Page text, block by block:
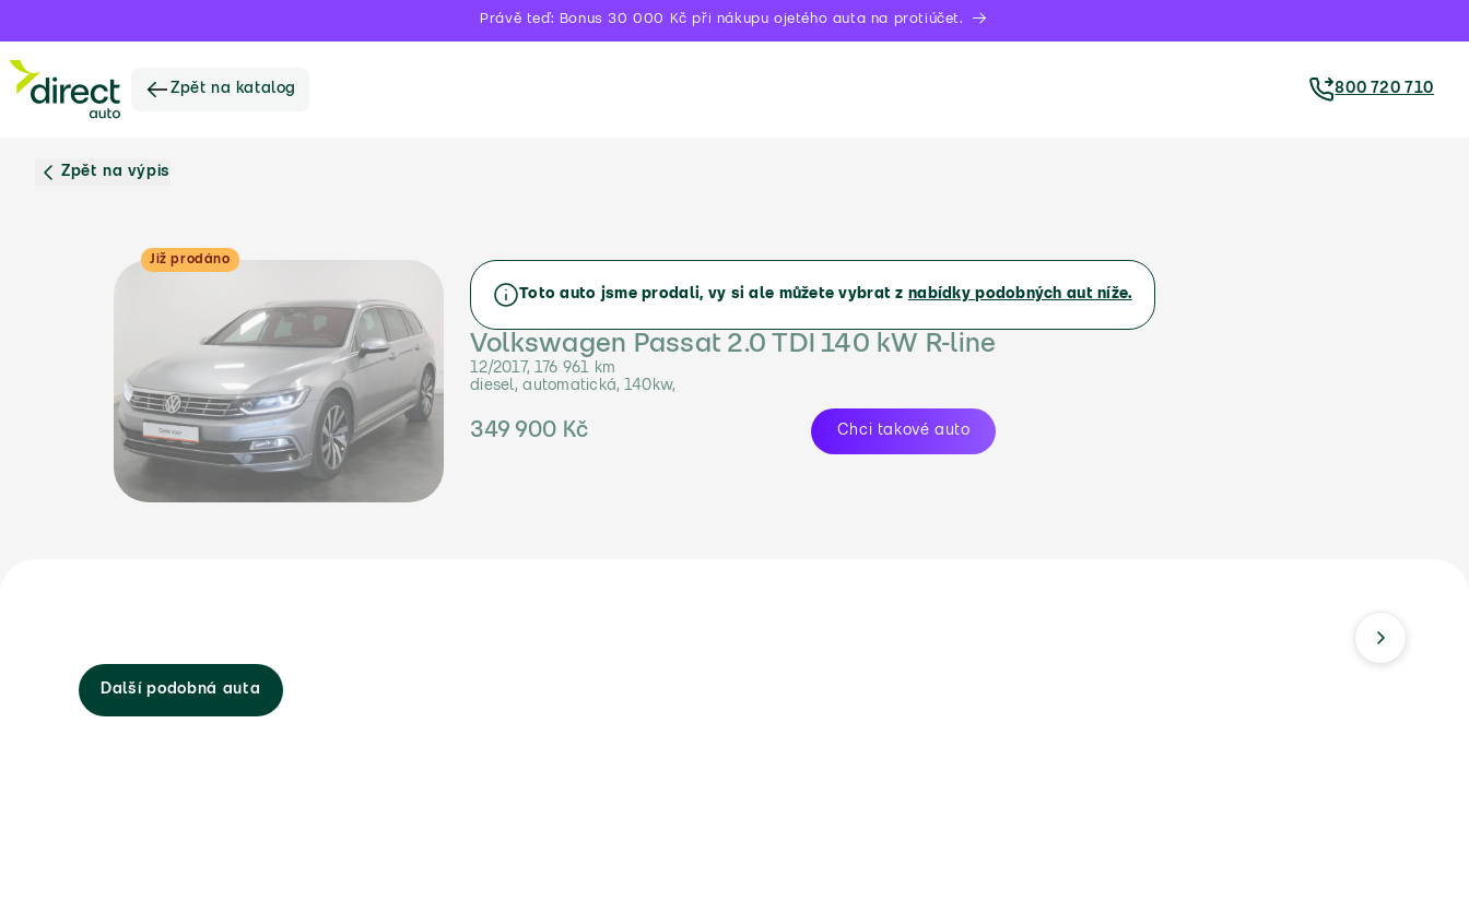
Právě teď: Bonus 30 000 Kč při nákupu ojetého auta na protiúčet.
Zpět na katalog 800 720 710
Zpět na výpis
Již prodáno
Toto auto jsme prodali, vy si ale můžete vybrat z nabídky podobných aut níže.
Volkswagen Passat 2.0 TDI 140 kW R-line
12/2017, 176 961 km
diesel, automatická, 140kw,
349 900 Kč Chci takové auto
Další podobná auta